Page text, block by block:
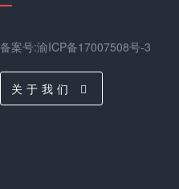
备案号:渝ICP备17007508号-3
关 于 我 们